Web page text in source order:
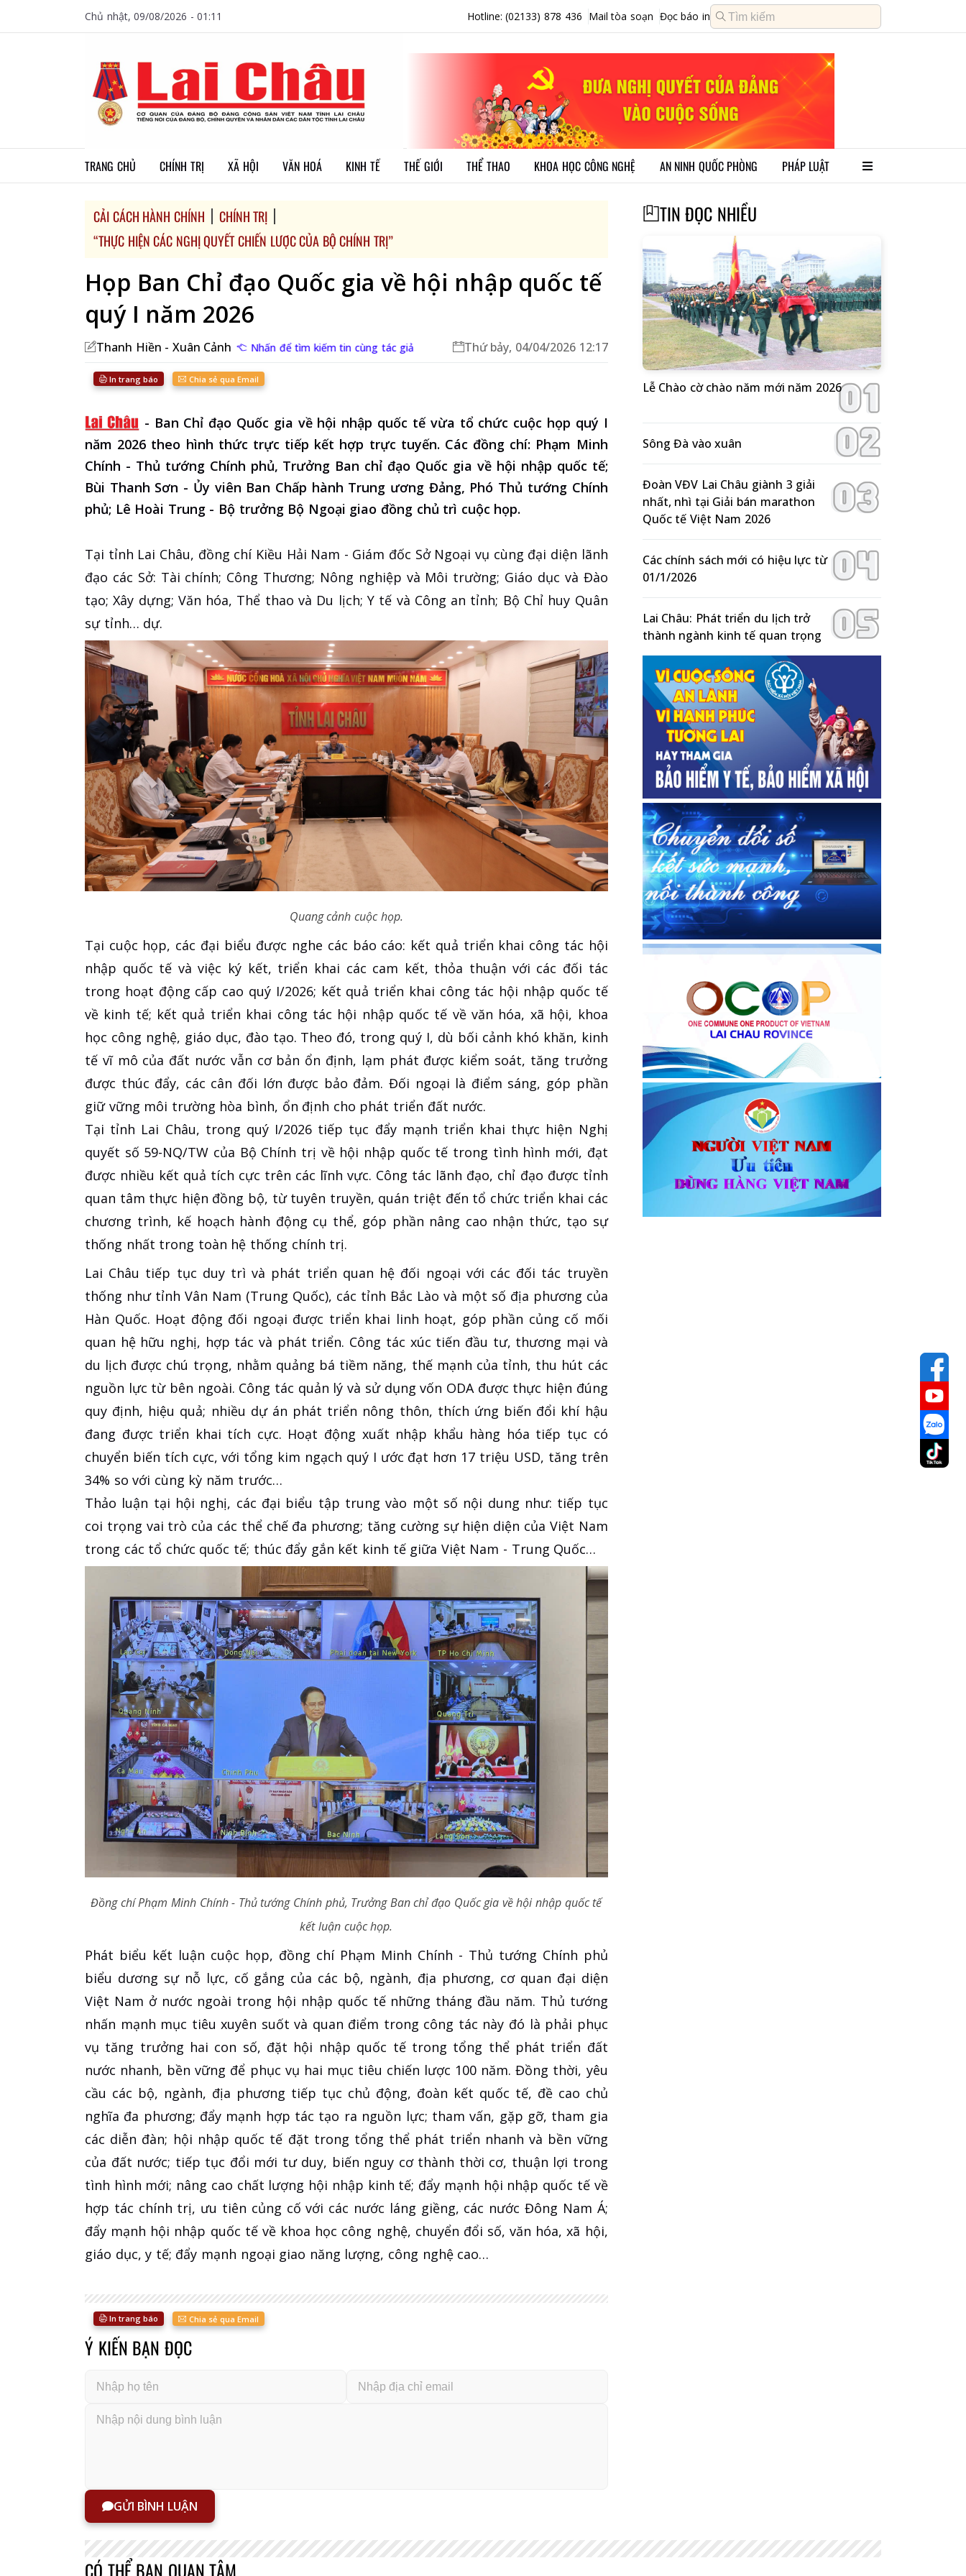
Chủ nhật, 09/08/2026 - 01:11 Hotline: (02133) 878 436 Mail tòa soạn Đọc báo in
TRANG CHỦ CHÍNH TRỊ XÃ HỘI VĂN HOÁ KINH TẾ THẾ GIỚI THỂ THAO KHOA HỌC CÔNG NGHỆ AN NINH QUỐC PHÒNG PHÁP LUẬT
CẢI CÁCH HÀNH CHÍNH
CHÍNH TRỊ
“THỰC HIỆN CÁC NGHỊ QUYẾT CHIẾN LƯỢC CỦA BỘ CHÍNH TRỊ”
Họp Ban Chỉ đạo Quốc gia về hội nhập quốc tế
quý I năm 2026
Thanh Hiền - Xuân Cảnh Nhấn để tìm kiếm tin cùng tác giả Thứ bảy, 04/04/2026 12:17
In trang báo Chia sẻ qua Email
- Ban Chỉ đạo Quốc gia về hội nhập quốc tế vừa tổ chức cuộc họp quý I
năm 2026 theo hình thức trực tiếp kết hợp trực tuyến. Các đồng chí: Phạm Minh
Chính - Thủ tướng Chính phủ, Trưởng Ban chỉ đạo Quốc gia về hội nhập quốc tế;
Bùi Thanh Sơn - Ủy viên Ban Chấp hành Trung ương Đảng, Phó Thủ tướng Chính
phủ; Lê Hoài Trung - Bộ trưởng Bộ Ngoại giao đồng chủ trì cuộc họp.
Tại tỉnh Lai Châu, đồng chí Kiều Hải Nam - Giám đốc Sở Ngoại vụ cùng đại diện lãnh
đạo các Sở: Tài chính; Công Thương; Nông nghiệp và Môi trường; Giáo dục và Đào
tạo; Xây dựng; Văn hóa, Thể thao và Du lịch; Y tế và Công an tỉnh; Bộ Chỉ huy Quân
sự tỉnh… dự.
Quang cảnh cuộc họp.
Tại cuộc họp, các đại biểu được nghe các báo cáo: kết quả triển khai công tác hội
nhập quốc tế và việc ký kết, triển khai các cam kết, thỏa thuận với các đối tác
trong hoạt động cấp cao quý I/2026; kết quả triển khai công tác hội nhập quốc tế
về kinh tế; kết quả triển khai công tác hội nhập quốc tế về văn hóa, xã hội, khoa
học công nghệ, giáo dục, đào tạo. Theo đó, trong quý I, dù bối cảnh khó khăn, kinh
tế vĩ mô của đất nước vẫn cơ bản ổn định, lạm phát được kiểm soát, tăng trưởng
được thúc đẩy, các cân đối lớn được bảo đảm. Đối ngoại là điểm sáng, góp phần
giữ vững môi trường hòa bình, ổn định cho phát triển đất nước.
Tại tỉnh Lai Châu, trong quý I/2026 tiếp tục đẩy mạnh triển khai thực hiện Nghị
quyết số 59-NQ/TW của Bộ Chính trị về hội nhập quốc tế trong tình hình mới, đạt
được nhiều kết quả tích cực trên các lĩnh vực. Công tác lãnh đạo, chỉ đạo được tỉnh
quan tâm thực hiện đồng bộ, từ tuyên truyền, quán triệt đến tổ chức triển khai các
chương trình, kế hoạch hành động cụ thể, góp phần nâng cao nhận thức, tạo sự
thống nhất trong toàn hệ thống chính trị.
Lai Châu tiếp tục duy trì và phát triển quan hệ đối ngoại với các đối tác truyền
thống như tỉnh Vân Nam (Trung Quốc), các tỉnh Bắc Lào và một số địa phương của
Hàn Quốc. Hoạt động đối ngoại được triển khai linh hoạt, góp phần củng cố mối
quan hệ hữu nghị, hợp tác và phát triển. Công tác xúc tiến đầu tư, thương mại và
du lịch được chú trọng, nhằm quảng bá tiềm năng, thế mạnh của tỉnh, thu hút các
nguồn lực từ bên ngoài. Công tác quản lý và sử dụng vốn ODA được thực hiện đúng
quy định, hiệu quả; nhiều dự án phát triển nông thôn, thích ứng biến đổi khí hậu
đang được triển khai tích cực. Hoạt động xuất nhập khẩu hàng hóa tiếp tục có
chuyển biến tích cực, với tổng kim ngạch quý I ước đạt hơn 17 triệu USD, tăng trên
34% so với cùng kỳ năm trước…
Thảo luận tại hội nghị, các đại biểu tập trung vào một số nội dung như: tiếp tục
coi trọng vai trò của các thể chế đa phương; tăng cường sự hiện diện của Việt Nam
trong các tổ chức quốc tế; thúc đẩy gắn kết kinh tế giữa Việt Nam - Trung Quốc…
Đồng chí Phạm Minh Chính - Thủ tướng Chính phủ, Trưởng Ban chỉ đạo Quốc gia về hội nhập quốc tế
kết luận cuộc họp.
Phát biểu kết luận cuộc họp, đồng chí Phạm Minh Chính - Thủ tướng Chính phủ
biểu dương sự nỗ lực, cố gắng của các bộ, ngành, địa phương, cơ quan đại diện
Việt Nam ở nước ngoài trong hội nhập quốc tế những tháng đầu năm. Thủ tướng
nhấn mạnh mục tiêu xuyên suốt và quan điểm trong công tác này đó là phải phục
vụ tăng trưởng hai con số, đặt hội nhập quốc tế trong tổng thể phát triển đất
nước nhanh, bền vững để phục vụ hai mục tiêu chiến lược 100 năm. Đồng thời, yêu
cầu các bộ, ngành, địa phương tiếp tục chủ động, đoàn kết quốc tế, đề cao chủ
nghĩa đa phương; đẩy mạnh hợp tác tạo ra nguồn lực; tham vấn, gặp gỡ, tham gia
các diễn đàn; hội nhập quốc tế đặt trong tổng thể phát triển nhanh và bền vững
của đất nước; tiếp tục đổi mới tư duy, biến nguy cơ thành thời cơ, thuận lợi trong
tình hình mới; nâng cao chất lượng hội nhập kinh tế; đẩy mạnh hội nhập quốc tế về
hợp tác chính trị, ưu tiên củng cố với các nước láng giềng, các nước Đông Nam Á;
đẩy mạnh hội nhập quốc tế về khoa học công nghệ, chuyển đổi số, văn hóa, xã hội,
giáo dục, y tế; đẩy mạnh ngoại giao năng lượng, công nghệ cao…
In trang báo Chia sẻ qua Email
Ý KIẾN BẠN ĐỌC
GỬI BÌNH LUẬN
TIN ĐỌC NHIỀU
Lễ Chào cờ chào năm mới năm 2026
Sông Đà vào xuân
Đoàn VĐV Lai Châu giành 3 giải
nhất, nhì tại Giải bán marathon
Quốc tế Việt Nam 2026
Các chính sách mới có hiệu lực từ
01/1/2026
Lai Châu: Phát triển du lịch trở
thành ngành kinh tế quan trọng
CÓ THỂ BẠN QUAN TÂM